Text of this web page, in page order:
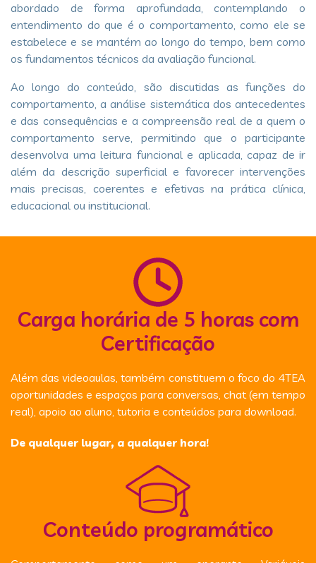
abordado de forma aprofundada, contemplando o
entendimento do que é o comportamento, como ele se
estabelece e se mantém ao longo do tempo, bem como
os fundamentos técnicos da avaliação funcional.
Ao longo do conteúdo, são discutidas as funções do
comportamento, a análise sistemática dos antecedentes
e das consequências e a compreensão real de a quem o
comportamento serve, permitindo que o participante
desenvolva uma leitura funcional e aplicada, capaz de ir
além da descrição superficial e favorecer intervenções
mais precisas, coerentes e efetivas na prática clínica,
educacional ou institucional.
Carga horária de 5 horas com
Certificação
Além das videoaulas, também constituem o foco do 4TEA
oportunidades e espaços para conversas, chat (em tempo
real), apoio ao aluno, tutoria e conteúdos para download.
De qualquer lugar, a qualquer hora!
Conteúdo programático